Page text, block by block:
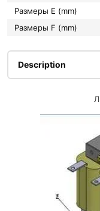
Размеры E (mm)
Размеры F (mm)
Description